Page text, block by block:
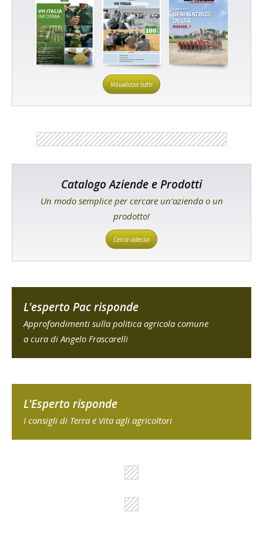
Visualizza tutti
Catalogo Aziende e Prodotti
Un modo semplice per cercare un'azienda o un
prodotto!
Cerca adesso
L'esperto Pac risponde
Approfondimenti sulla politica agricola comune
a cura di Angelo Frascarelli
L'Esperto risponde
I consigli di Terra e Vita agli agricoltori